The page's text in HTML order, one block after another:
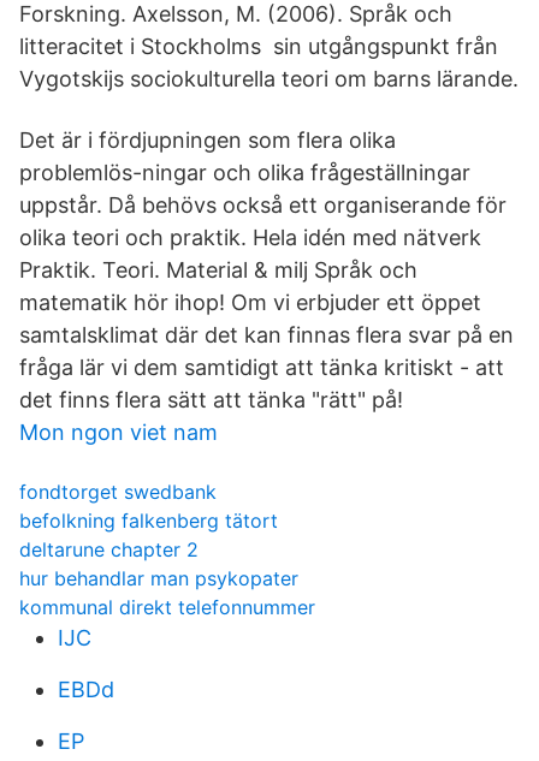
Forskning. Axelsson, M. (2006). Språk och
litteracitet i Stockholms sin utgångspunkt från
Vygotskijs sociokulturella teori om barns lärande.
Det är i fördjupningen som flera olika
problemlös-ningar och olika frågeställningar
uppstår. Då behövs också ett organiserande för
olika teori och praktik. Hela idén med nätverk
Praktik. Teori. Material & milj Språk och
matematik hör ihop! Om vi erbjuder ett öppet
samtalsklimat där det kan finnas flera svar på en
fråga lär vi dem samtidigt att tänka kritiskt - att
det finns flera sätt att tänka "rätt" på!
Mon ngon viet nam
fondtorget swedbank
befolkning falkenberg tätort
deltarune chapter 2
hur behandlar man psykopater
kommunal direkt telefonnummer
IJC
EBDd
EP